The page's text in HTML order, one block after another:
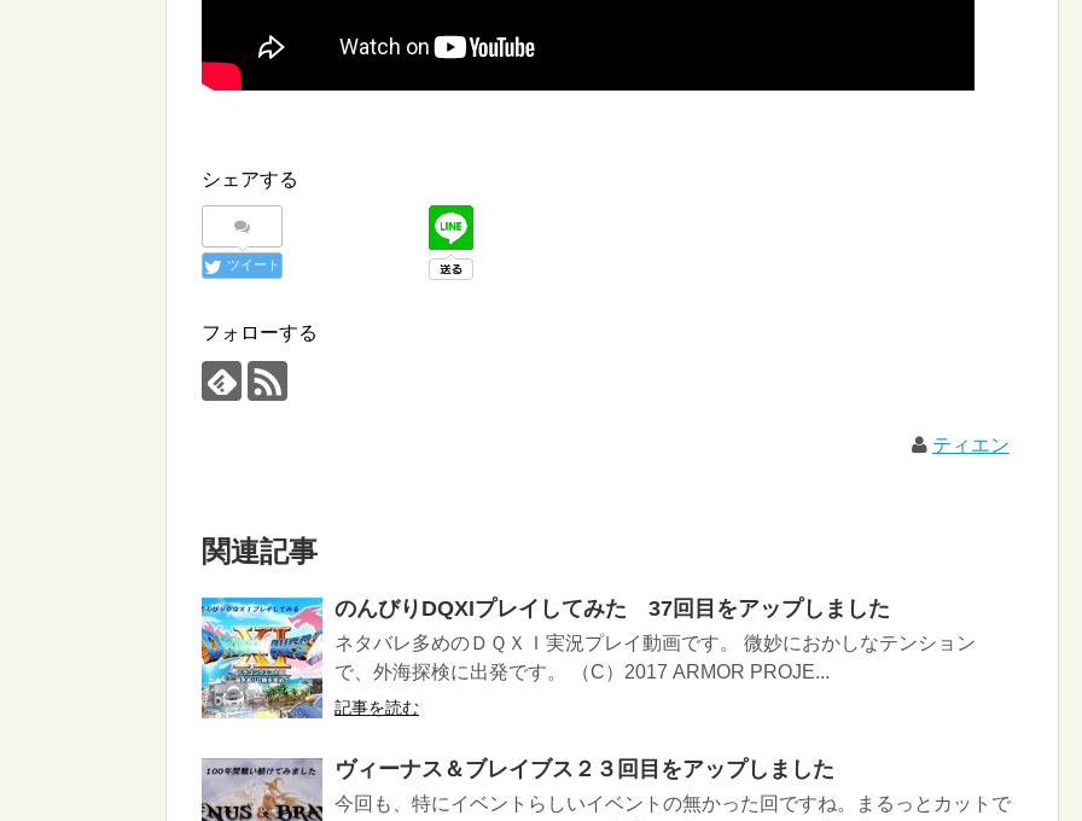
シェアする
ツイート
フォローする
ティエン
関連記事
のんびりDQXIプレイしてみた 37回目をアップしました
ネタバレ多めのＤＱＸＩ実況プレイ動画です。 微妙におかしなテンション
で、外海探検に出発です。 （C）2017 ARMOR PROJE...
記事を読む
ヴィーナス＆ブレイブス２３回目をアップしました
今回も、特にイベントらしいイベントの無かった回ですね。まるっとカットで